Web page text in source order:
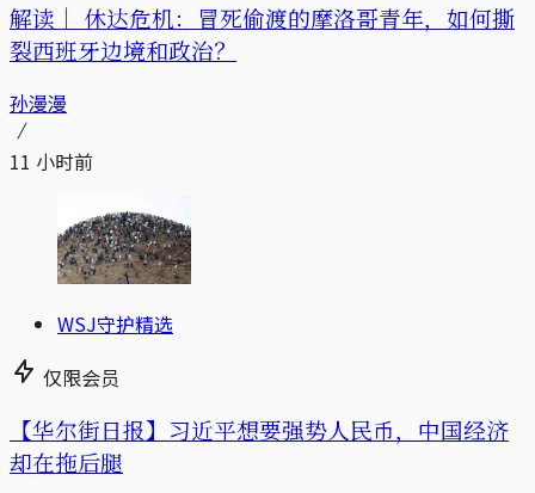
解读｜ 休达危机：冒死偷渡的摩洛哥青年，如何撕
裂西班牙边境和政治？
孙漫漫
11 小时前
WSJ守护精选
仅限会员
【华尔街日报】习近平想要强势人民币，中国经济
却在拖后腿